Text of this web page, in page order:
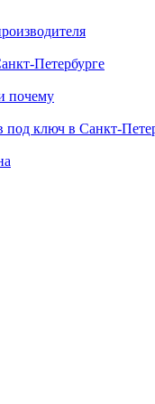
Петербурге
почему
под ключ в Санкт-